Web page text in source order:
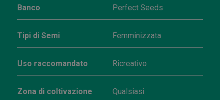
Banco Perfect Seeds
Tipi di Semi Femminizzata
Uso raccomandato Ricreativo
Zona di coltivazione
Qualsiasi